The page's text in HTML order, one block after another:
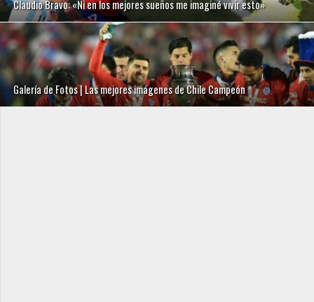
Claudio Bravo: «Ni en los mejores sueños me imaginé vivir esto»
Galería de Fotos | Las mejores imágenes de Chile Campeón